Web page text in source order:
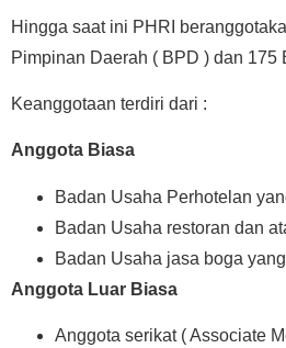
Hingga saat ini PHRI
Pimpinan Daerah ( BPD ) dan
Keanggotaan terdiri dari :
Anggota Biasa
Badan Usaha Perhotelan
Badan Usaha restoran dan
Badan Usaha jasa boga
Anggota Luar Biasa
Anggota serikat ( Associate